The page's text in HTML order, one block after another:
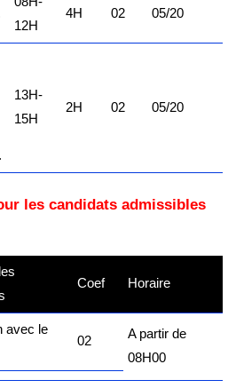
12H
4H 02 05/20
13H-
15H
2H 02 05/20
les candidats admissibles
Coef Horaire
avec le
02
A partir de
08H00